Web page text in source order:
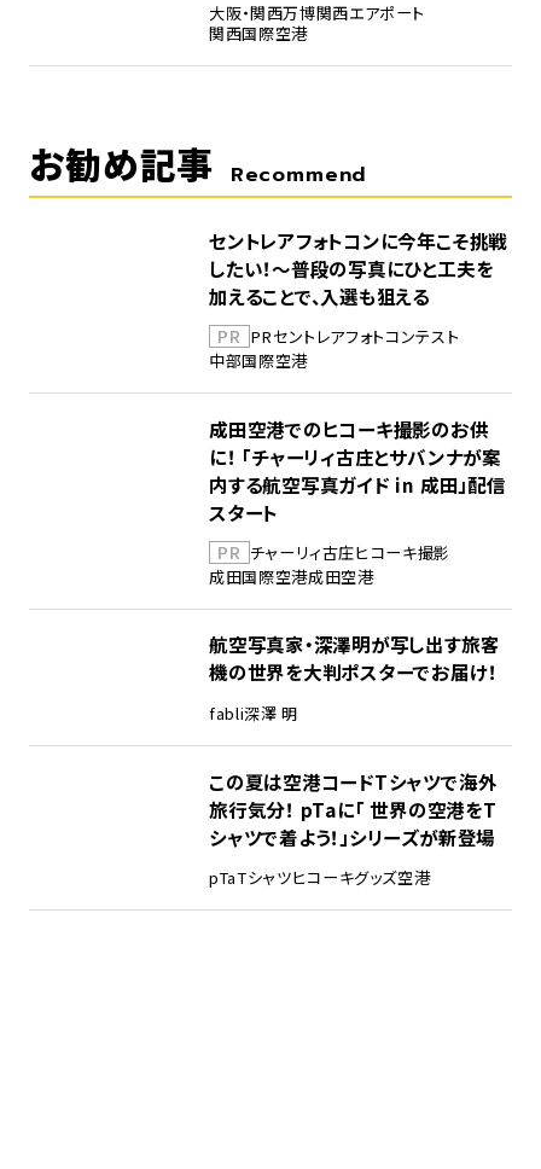
大阪・関西万博関西エアポート
関西国際空港
お勧め記事 Recommend
セントレアフォトコンに今年こそ挑戦
したい！～普段の写真にひと工夫を
加えることで、入選も狙える
PR PRセントレアフォトコンテスト
中部国際空港
成田空港でのヒコーキ撮影のお供
に！ 「チャーリィ古庄とサバンナが案
内する航空写真ガイド in 成田」配信
スタート
PR チャーリィ古庄ヒコーキ撮影
成田国際空港成田空港
航空写真家・深澤明が写し出す旅客
機の世界を大判ポスターでお届け！
fabli深澤 明
この夏は空港コードTシャツで海外
旅行気分！ pTaに「 世界の空港をT
シャツで着よう！」シリーズが新登場
pTaTシャツヒコーキグッズ空港